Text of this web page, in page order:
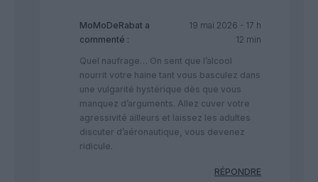
MoMoDeRabat a
commenté :
19 mai 2026 - 17 h
12 min
Quel naufrage… On sent que l’alcool
nourrit votre haine tant vous basculez dans
une vulgarité hystérique dès que vous
manquez d’arguments. Allez cuver votre
agressivité ailleurs et laissez les adultes
discuter d’aéronautique, vous devenez
ridicule.
RÉPONDRE